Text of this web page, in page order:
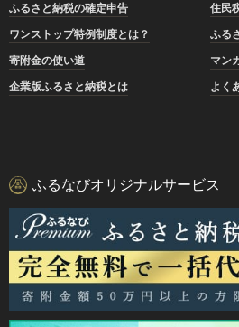
ふるさと納税の確定申告
住民
ワンストップ特例制度とは？
ふる
寄附金の使い道
マン
企業版ふるさと納税とは
よく
ふるなびオリジナルサービス